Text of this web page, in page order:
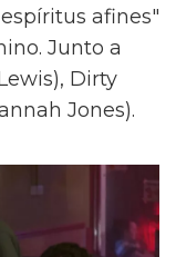
afines"
Junto a
Dirty
Jones).